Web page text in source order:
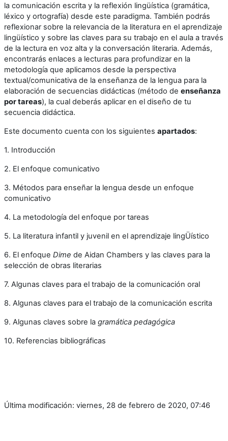
la comunicación escrita y la reflexión lingüística (gramática,
léxico y ortografía) desde este paradigma. También podrás
reflexionar sobre la relevancia de la literatura en el aprendizaje
lingüístico y sobre las claves para su trabajo en el aula a través
de la lectura en voz alta y la conversación literaria. Además,
encontrarás enlaces a lecturas para profundizar en la
metodología que aplicamos desde la perspectiva
textual/comunicativa de la enseñanza de la lengua para la
elaboración de secuencias didácticas (método de enseñanza
por tareas), la cual deberás aplicar en el diseño de tu
secuencia didáctica.
Este documento cuenta con los siguientes apartados:
1. Introducción
2. El enfoque comunicativo
3. Métodos para enseñar la lengua desde un enfoque
comunicativo
4. La metodología del enfoque por tareas
5. La literatura infantil y juvenil en el aprendizaje lingÜístico
6. El enfoque Dime de Aidan Chambers y las claves para la
selección de obras literarias
7. Algunas claves para el trabajo de la comunicación oral
8. Algunas claves para el trabajo de la comunicación escrita
9. Algunas claves sobre la gramática pedagógica
10. Referencias bibliográficas
Última modificación: viernes, 28 de febrero de 2020, 07:46